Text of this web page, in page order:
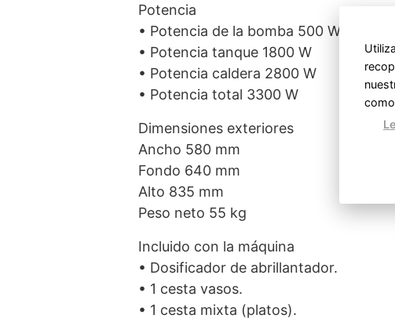
Potencia
• Potencia de la bomba 500 W / 0.75
• Potencia tanque 1800 W
• Potencia caldera 2800 W
• Potencia total 3300 W
Dimensiones exteriores
Ancho 580 mm
Fondo 640 mm
Alto 835 mm
Peso neto 55 kg
Incluido con la máquina
• Dosificador de abrillantador.
• 1 cesta vasos.
• 1 cesta mixta (platos).